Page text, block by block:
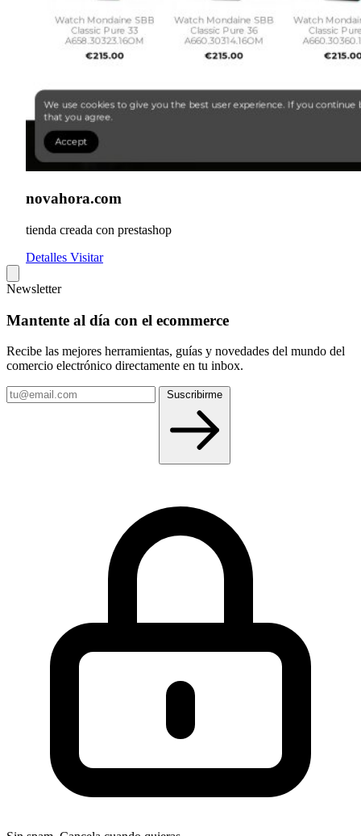
novahora.com
tienda creada con prestashop
Detalles Visitar
Newsletter
Mantente al día con el ecommerce
Recibe las mejores herramientas, guías y novedades del mundo del
comercio electrónico directamente en tu inbox.
Tu
email
Suscribirme